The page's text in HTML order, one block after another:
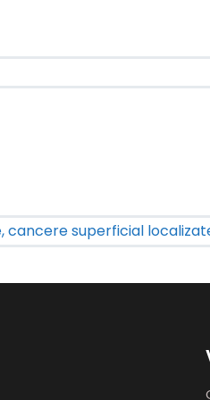
cancere superficial